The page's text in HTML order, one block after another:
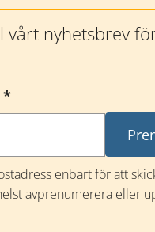
vårt nyhetsbrev
*(obligatorisk)
enbart för att
avprenumerera eller